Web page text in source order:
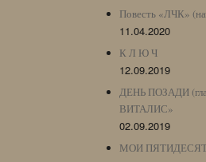
Повесть «ЛЧК»
11.04.2020
К Л Ю Ч
12.09.2019
ДЕНЬ ПОЗАДИ
ВИТАЛИС»
02.09.2019
МОИ